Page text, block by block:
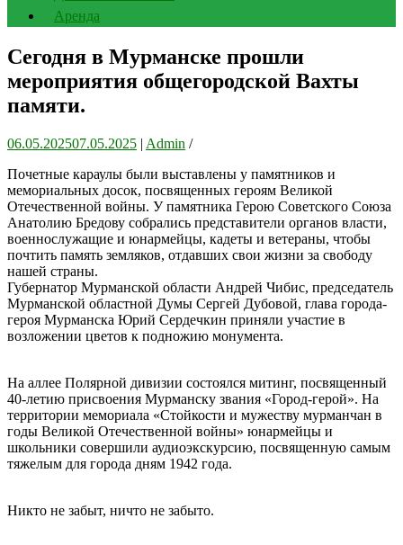
Аренда
Сегодня в Мурманске прошли
мероприятия общегородской Вахты
памяти.
06.05.202507.05.2025 | Admin /
Почетные караулы были выставлены у памятников и
мемориальных досок, посвященных героям Великой
Отечественной войны. У памятника Герою Советского Союза
Анатолию Бредову собрались представители органов власти,
военнослужащие и юнармейцы, кадеты и ветераны, чтобы
почтить память земляков, отдавших свои жизни за свободу
нашей страны.
Губернатор Мурманской области Андрей Чибис, председатель
Мурманской областной Думы Сергей Дубовой, глава города-
героя Мурманска Юрий Сердечкин приняли участие в
возложении цветов к подножию монумента.
На аллее Полярной дивизии состоялся митинг, посвященный
40-летию присвоения Мурманску звания «Город-герой». На
территории мемориала «Стойкости и мужеству мурманчан в
годы Великой Отечественной войны» юнармейцы и
школьники совершили аудиоэкскурсию, посвященную самым
тяжелым для города дням 1942 года.
Никто не забыт, ничто не забыто.